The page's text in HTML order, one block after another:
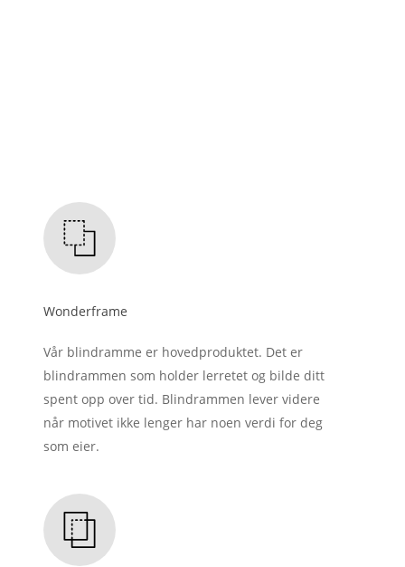
Wonderframe
Vår blindramme er hovedproduktet. Det er
blindrammen som holder lerretet og bilde ditt
spent opp over tid. Blindrammen lever videre
når motivet ikke lenger har noen verdi for deg
som eier.